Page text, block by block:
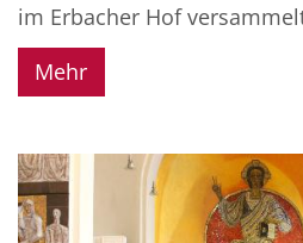
im Erbacher Hof
Mehr